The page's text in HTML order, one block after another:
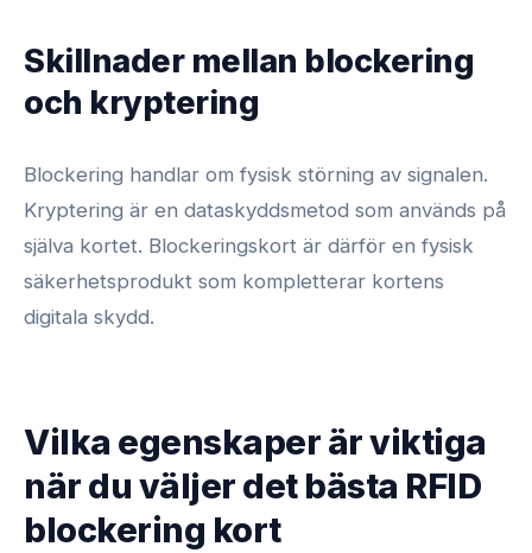
Skillnader mellan blockering
och kryptering
Blockering handlar om fysisk störning av signalen.
Kryptering är en dataskyddsmetod som används på
själva kortet. Blockeringskort är därför en fysisk
säkerhetsprodukt som kompletterar kortens
digitala skydd.
Vilka egenskaper är viktiga
när du väljer det bästa RFID
blockering kort